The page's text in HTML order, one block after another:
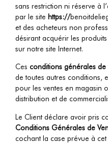
sans restriction ni réserve à
par le site https://
et des acheteurs non
désirant acquérir les
sur notre site Internet.
Ces conditions générales de
de toutes autres conditions,
pour les ventes en magasin
distribution et de
Le Client déclare avoir pris
Conditions Générales de
cochant la case prévue à